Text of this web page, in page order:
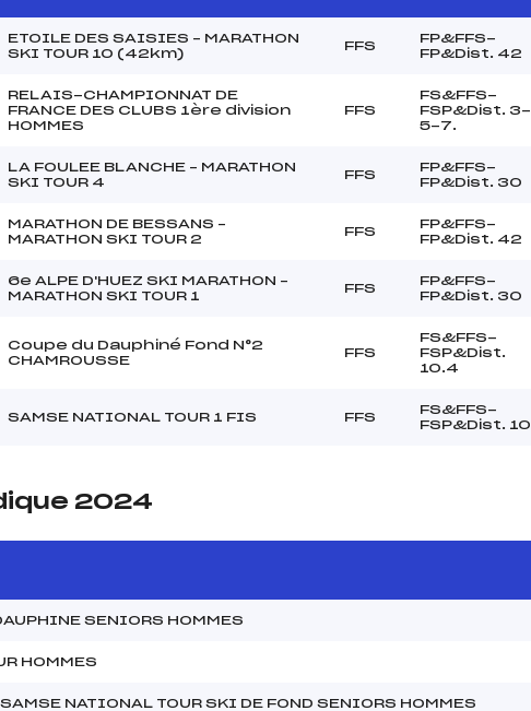
ETOILE DES SAISIES – MARATHON
SKI TOUR 10 (42km)
FFS
FP&FFS-
FP&Dist. 42
RELAIS-CHAMPIONNAT DE
FRANCE DES CLUBS 1ère division
HOMMES
FFS
FS&FFS-
FSP&Dist. 3-
5-7.
LA FOULEE BLANCHE – MARATHON
SKI TOUR 4
FFS
FP&FFS-
FP&Dist. 30
MARATHON DE BESSANS –
MARATHON SKI TOUR 2
FFS
FP&FFS-
FP&Dist. 42
6e ALPE D'HUEZ SKI MARATHON –
MARATHON SKI TOUR 1
FFS
FP&FFS-
FP&Dist. 30
Coupe du Dauphiné Fond N°2
CHAMROUSSE
FFS
FS&FFS-
FSP&Dist.
10.4
SAMSE NATIONAL TOUR 1 FIS FFS
FS&FFS-
FSP&Dist. 10
2024
SENIORS HOMMES
HOMMES
NATIONAL TOUR SKI DE FOND SENIORS HOMMES